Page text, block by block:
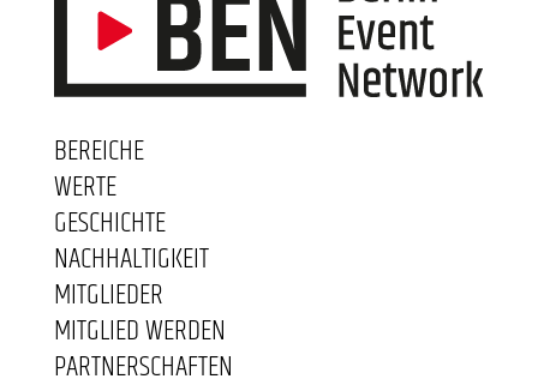
BEREICHE
WERTE
GESCHICHTE
NACHHALTIGKEIT
MITGLIEDER
MITGLIED WERDEN
PARTNERSCHAFTEN